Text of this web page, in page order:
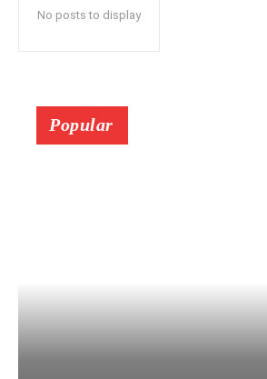
No posts to display
Popular